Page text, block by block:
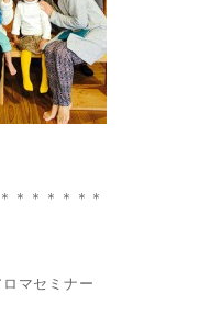
＊＊＊＊＊＊
マセミナー